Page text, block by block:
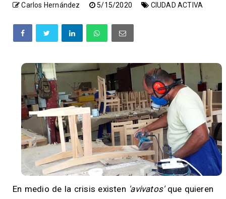
Carlos Hernández 5/15/2020 CIUDAD ACTIVA
En medio de la crisis existen 'avivatos'que quieren